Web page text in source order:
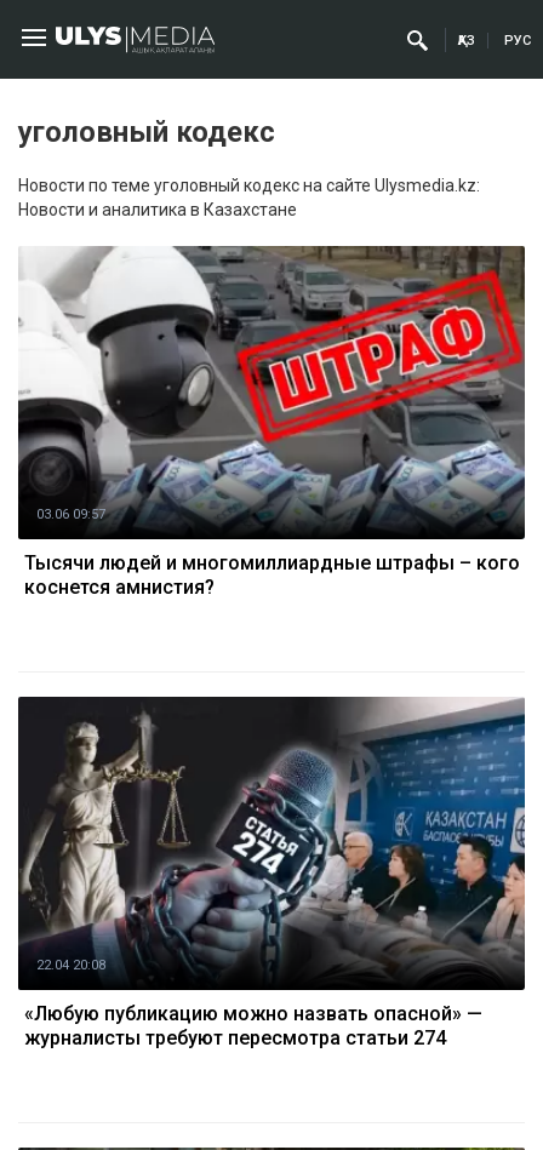
ҚАЗ РУС
уголовный кодекс
Новости по теме уголовный кодекс на сайте Ulysmedia.kz:
Новости и аналитика в Казахстане
03.06 09:57
Тысячи людей и многомиллиардные штрафы – кого
коснется амнистия?
22.04 20:08
«Любую публикацию можно назвать опасной» —
журналисты требуют пересмотра статьи 274